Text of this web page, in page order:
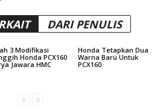
DARI PENULIS
3 Modifikasi
Honda PCX160
Jawara HMC
Honda Tetapkan Dua
Warna Baru Untuk
PCX160